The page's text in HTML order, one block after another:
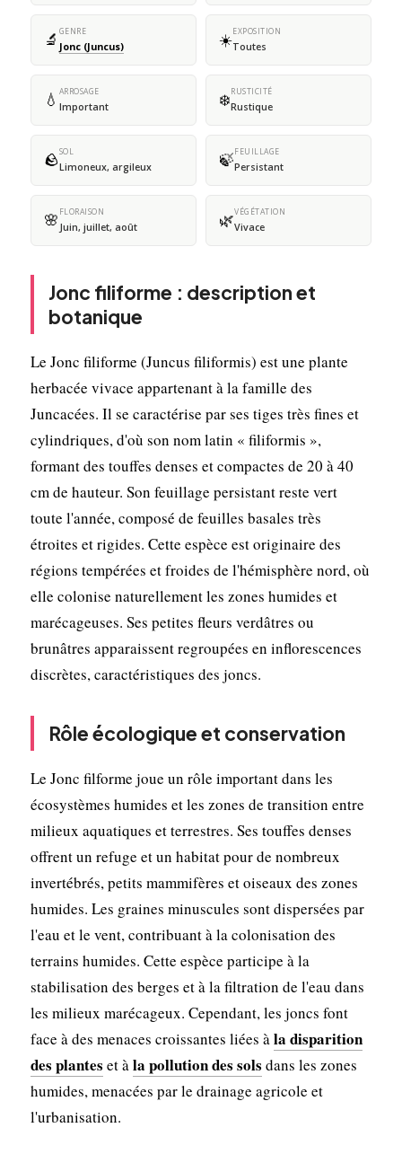
🔬 GENRE
Jonc (Juncus) ☀️EXPOSITION
Toutes
💧 ARROSAGE
Important ❄️RUSTICITÉ
Rustique
🪨SOL
Limoneux, argileux 🍃FEUILLAGE
Persistant
🌸 FLORAISON
Juin, juillet, août 🌿VÉGÉTATION
Vivace
Jonc filiforme : description et
botanique
Le Jonc filiforme (Juncus filiformis) est une plante
herbacée vivace appartenant à la famille des
Juncacées. Il se caractérise par ses tiges très fines et
cylindriques, d'où son nom latin « filiformis »,
formant des touffes denses et compactes de 20 à 40
cm de hauteur. Son feuillage persistant reste vert
toute l'année, composé de feuilles basales très
étroites et rigides. Cette espèce est originaire des
régions tempérées et froides de l'hémisphère nord, où
elle colonise naturellement les zones humides et
marécageuses. Ses petites fleurs verdâtres ou
brunâtres apparaissent regroupées en inflorescences
discrètes, caractéristiques des joncs.
Rôle écologique et conservation
Le Jonc filforme joue un rôle important dans les
écosystèmes humides et les zones de transition entre
milieux aquatiques et terrestres. Ses touffes denses
offrent un refuge et un habitat pour de nombreux
invertébrés, petits mammifères et oiseaux des zones
humides. Les graines minuscules sont dispersées par
l'eau et le vent, contribuant à la colonisation des
terrains humides. Cette espèce participe à la
stabilisation des berges et à la filtration de l'eau dans
les milieux marécageux. Cependant, les joncs font
face à des menaces croissantes liées àla disparition
des plantes et àla pollution des sols dans les zones
humides, menacées par le drainage agricole et
l'urbanisation.